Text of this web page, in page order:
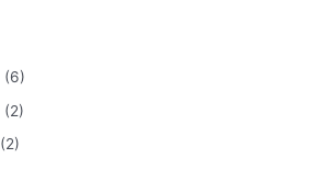
(6)
(2)
(2)